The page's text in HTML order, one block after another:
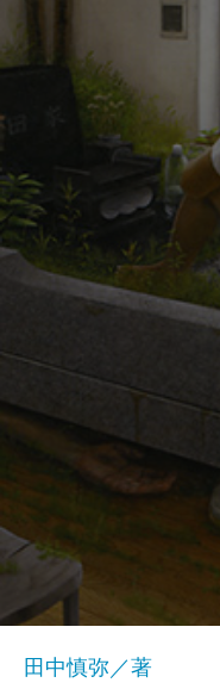
田中慎弥／著